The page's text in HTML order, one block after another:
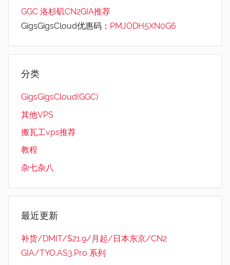
GGC 洛杉矶CN2GIA推荐
GigsGigsCloud优惠码： PMJODH5XN0G6
分类
GigsGigsCloud(GGC)
其他VPS
搬瓦工vps推荐
教程
杂七杂八
最近更新
补货/DMIT/$21.9/月起/日本东京/CN2
GIA/TYO.AS3.Pro 系列